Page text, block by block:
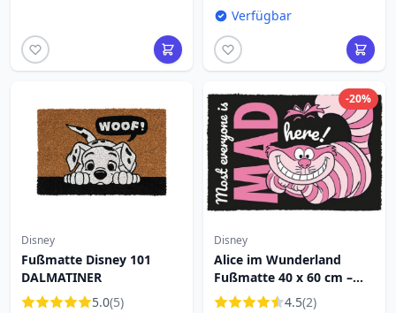
Verfügbar
Disney
Fußmatte Disney 101
DALMATINER
5.0(5)
-20%
Disney
Alice im Wunderland
Fußmatte 40 x 60 cm –
Disney
4.5(2)